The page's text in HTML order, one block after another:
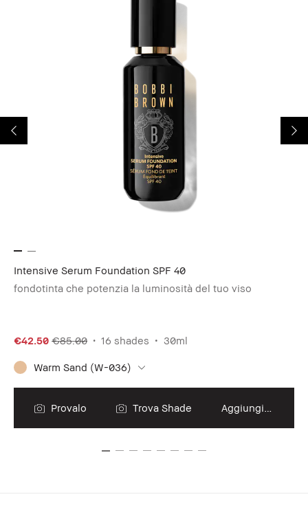
Intensive Serum Foundation SPF 40
fondotinta che potenzia la luminosità del tuo viso
€42.50 €85.00 16 shades 30ml
Warm Sand (W-036)
Provalo Trova Shade